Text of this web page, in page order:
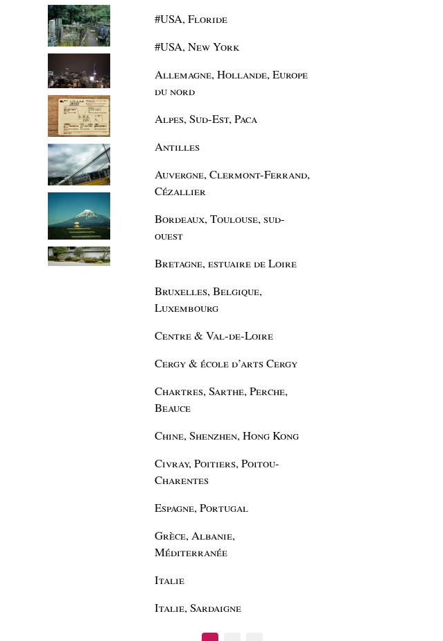
#USA, Floride
#USA, New York
Allemagne, Hollande, Europe
du nord
Alpes, Sud-Est, Paca
Antilles
Auvergne, Clermont-Ferrand,
Cézallier
Bordeaux, Toulouse, sud-
ouest
Bretagne, estuaire de Loire
Bruxelles, Belgique,
Luxembourg
Centre & Val-de-Loire
Cergy & école d’arts Cergy
Chartres, Sarthe, Perche,
Beauce
Chine, Shenzhen, Hong Kong
Civray, Poitiers, Poitou-
Charentes
Espagne, Portugal
Grèce, Albanie,
Méditerranée
Italie
Italie, Sardaigne